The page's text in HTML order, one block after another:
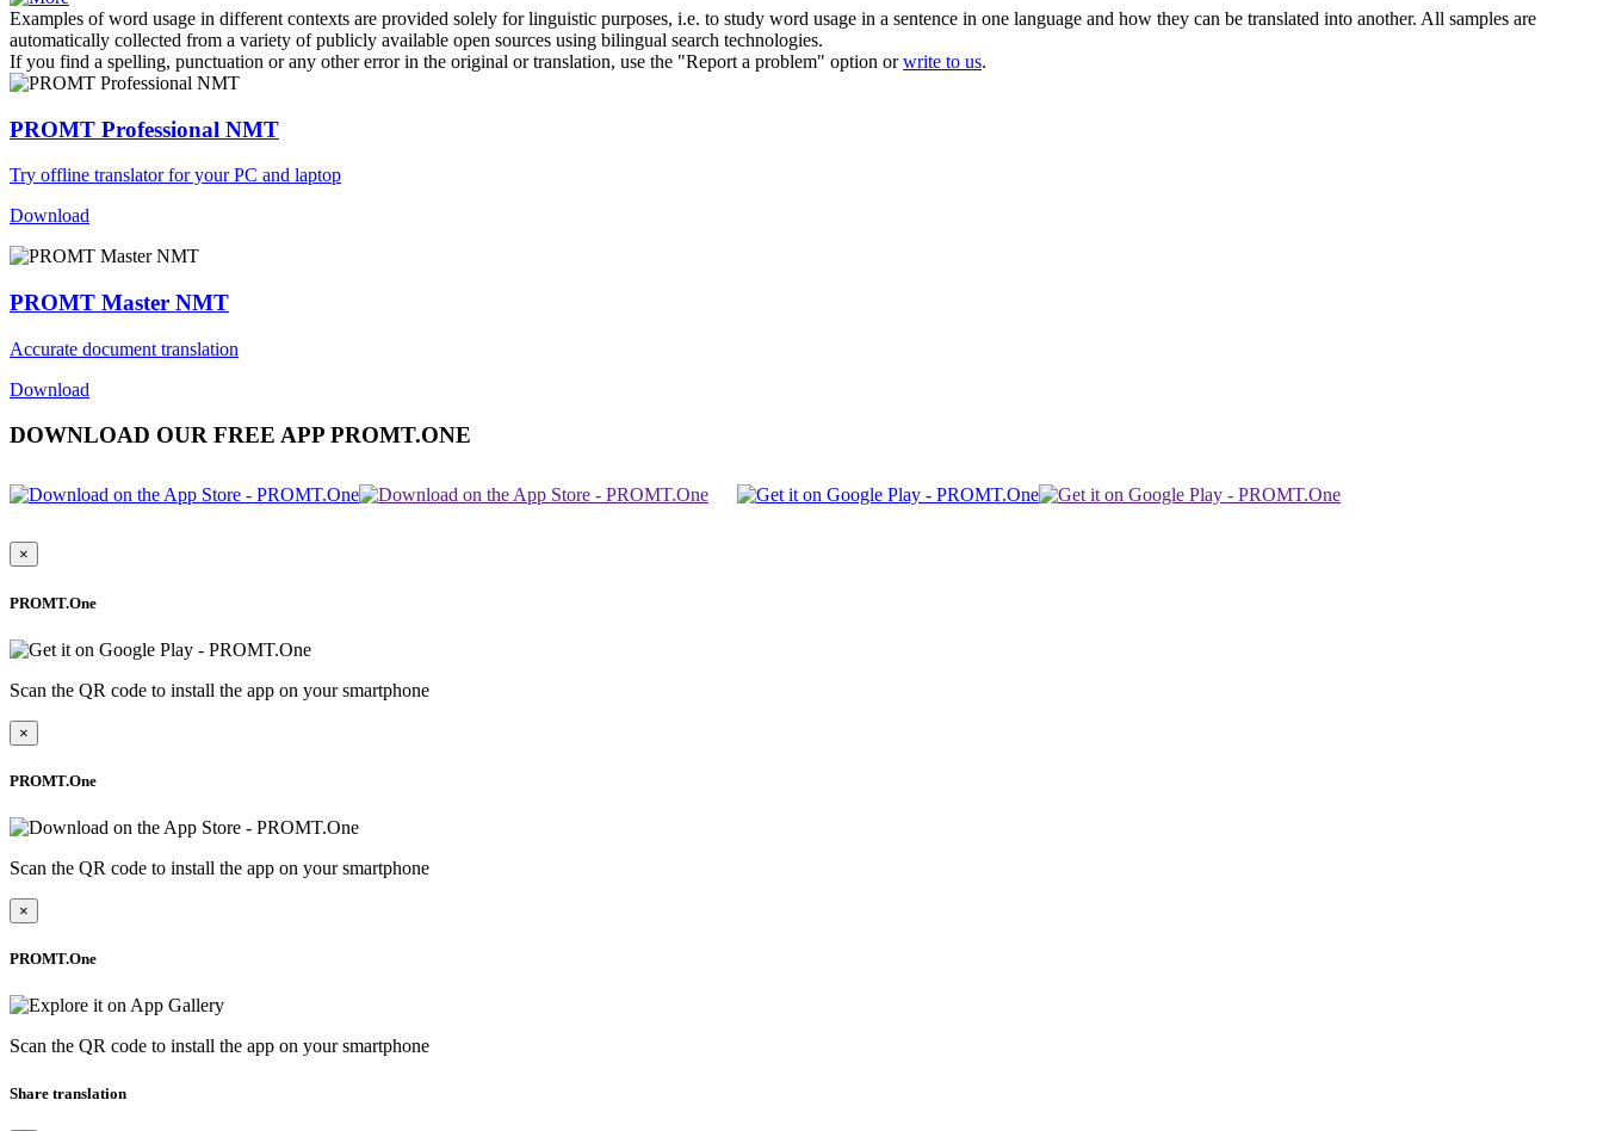
Examples of word usage in different contexts are provided solely for linguistic purposes, i.e. to study word usage in a sentence in one language and how they can be translated into another. All samples are
automatically collected from a variety of publicly available open sources using bilingual search technologies.
If you find a spelling, punctuation or any other error in the original or translation, use the "Report a problem" option orwrite to us.
PROMT Professional NMT
Try offline translator for your PC and laptop
Download
PROMT Master NMT
Accurate document translation
Download
DOWNLOAD OUR FREE APP PROMT.ONE
×
PROMT.One
Scan the QR code to install the app on your smartphone
×
PROMT.One
Scan the QR code to install the app on your smartphone
×
PROMT.One
Scan the QR code to install the app on your smartphone
Share translation